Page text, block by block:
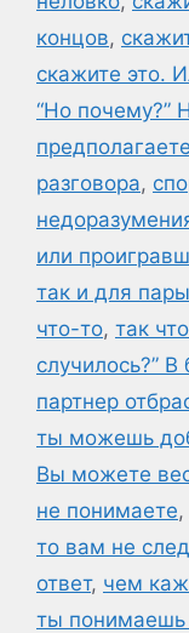
концов,
скажите это.
“Но почему?”
разговора,
или
так и для
что-то, так
случилось?”
партнер
ты можешь
Вы можете
не понимаете,
то вам не
ответ, чем
ты понимаешь